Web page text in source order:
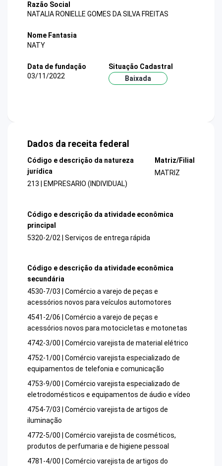
Razão Social
NATALIA RONIELLE GOMES DA SILVA FREITAS
Nome Fantasia
NATY
Data de fundação
03/11/2022
Situação Cadastral
Baixada
Dados da receita federal
Código e descrição da natureza
jurídica
213 | EMPRESARIO (INDIVIDUAL)
Matriz/Filial
MATRIZ
Código e descrição da atividade econômica
principal
5320-2/02 | Serviços de entrega rápida
Código e descrição da atividade econômica
secundária
4530-7/03 | Comércio a varejo de peças e
acessórios novos para veículos automotores
4541-2/06 | Comércio a varejo de peças e
acessórios novos para motocicletas e motonetas
4742-3/00 | Comércio varejista de material elétrico
4752-1/00 | Comércio varejista especializado de
equipamentos de telefonia e comunicação
4753-9/00 | Comércio varejista especializado de
eletrodomésticos e equipamentos de áudio e vídeo
4754-7/03 | Comércio varejista de artigos de
iluminação
4772-5/00 | Comércio varejista de cosméticos,
produtos de perfumaria e de higiene pessoal
4781-4/00 | Comércio varejista de artigos do